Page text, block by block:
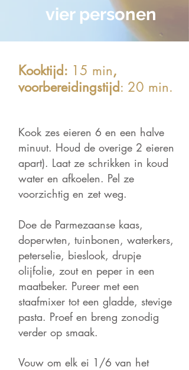
Kooktijd: 15 min,
voorbereidingstijd: 20 min.
Kook zes eieren 6 en een halve
minuut. Houd de overige 2 eieren
apart). Laat ze schrikken in koud
water en afkoelen. Pel ze
voorzichtig en zet weg.
Doe de Parmezaanse kaas,
doperwten, tuinbonen, waterkers,
peterselie, bieslook, drupje
olijfolie, zout en peper in een
maatbeker. Pureer met een
staafmixer tot een gladde, stevige
pasta. Proef en breng zonodig
verder op smaak.
Vouw om elk ei 1/6 van het
vier personen